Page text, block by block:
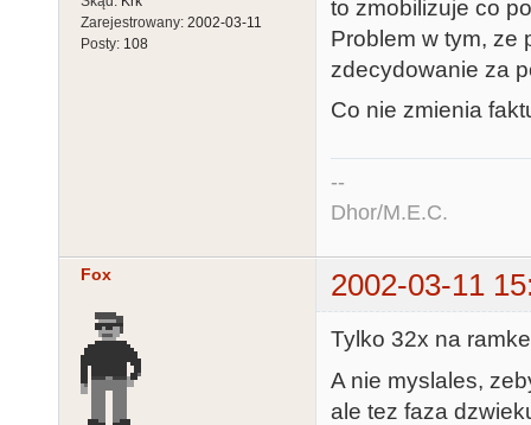
Zarejestrowany: 2002-03-11
Posty: 108
to zmobilizuje co
Problem w tym, ze
zdecydowanie za
Co nie zmienia
--
Dhor/M.E.C.
Fox 2002-03-11
Tylko 32x na
A nie myslales,
ale tez faza